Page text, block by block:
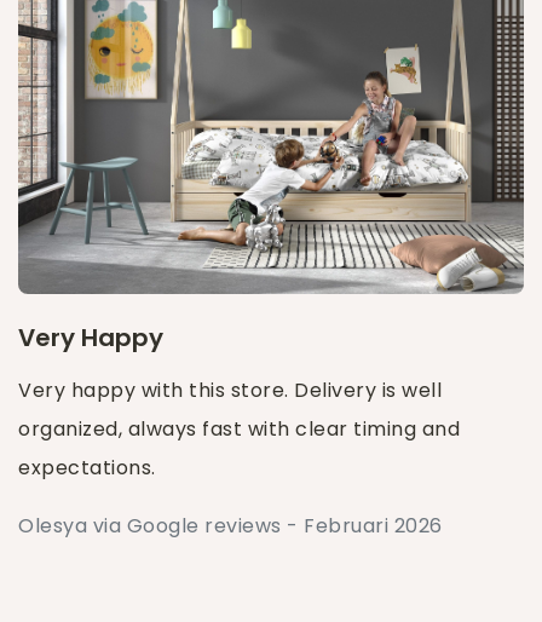
Very Happy
Very happy with this store. Delivery is well
organized, always fast with clear timing and
expectations.
Olesya via Google reviews - Februari 2026